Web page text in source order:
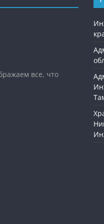
все, что